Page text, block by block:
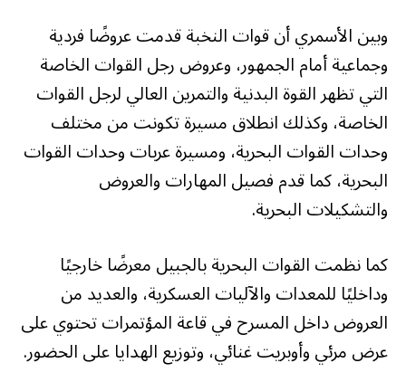
وبين الأسمري أن قوات النخبة قدمت عروضًا فردية
وجماعية أمام الجمهور، وعروض رجل القوات الخاصة
التي تظهر القوة البدنية والتمرين العالي لرجل القوات
الخاصة، وكذلك انطلاق مسيرة تكونت من مختلف
وحدات القوات البحرية، ومسيرة عربات وحدات القوات
البحرية، كما قدم فصيل المهارات والعروض
والتشكيلات البحرية.
كما نظمت القوات البحرية بالجبيل معرضًا خارجيًا
وداخليًا للمعدات والآليات العسكرية، والعديد من
العروض داخل المسرح في قاعة المؤتمرات تحتوي على
عرض مرئي وأوبريت غنائي، وتوزيع الهدايا على الحضور.